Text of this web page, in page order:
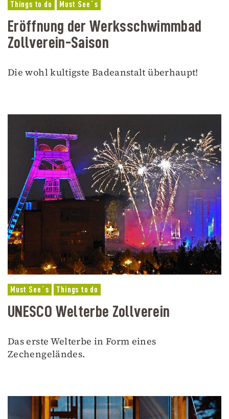
Things to do Must See´s
Eröffnung der Werksschwimmbad
Zollverein-Saison
Die wohl kultigste Badeanstalt überhaupt!
Must See´s Things to do
UNESCO Welterbe Zollverein
Das erste Welterbe in Form eines
Zechengeländes.